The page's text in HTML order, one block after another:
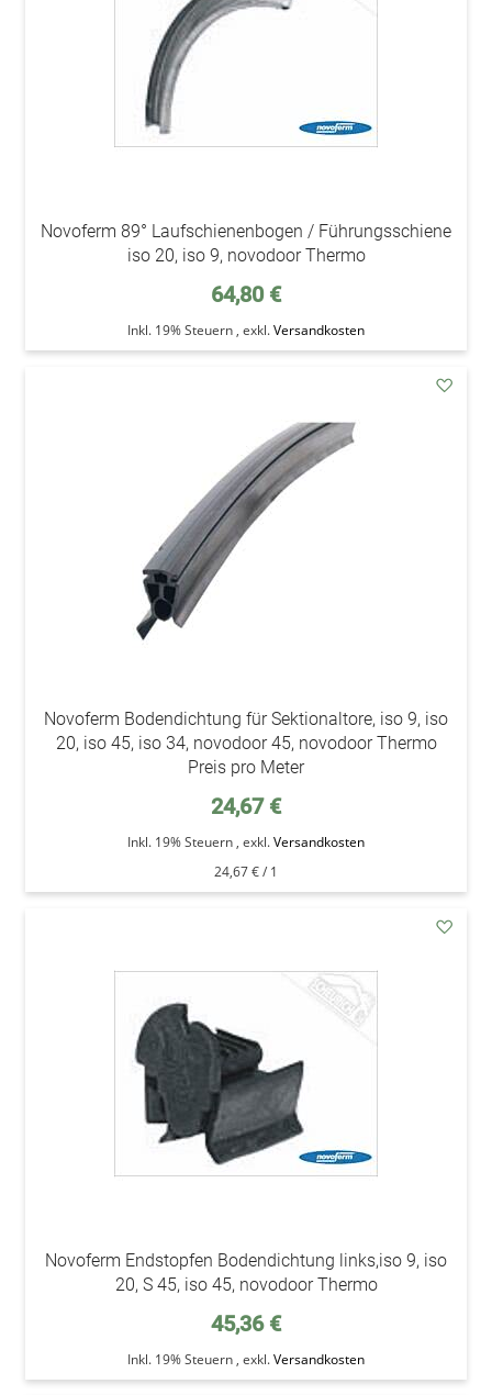
Novoferm 89° Laufschienenbogen / Führungsschiene
iso 20, iso 9, novodoor Thermo
64,80 €
Inkl. 19% Steuern , exkl.Versandkosten
Novoferm Bodendichtung für Sektionaltore, iso 9, iso
20, iso 45, iso 34, novodoor 45, novodoor Thermo
Preis pro Meter
24,67 €
Inkl. 19% Steuern , exkl.Versandkosten
24,67 €/ 1
Novoferm Endstopfen Bodendichtung links,iso 9, iso
20, S 45, iso 45, novodoor Thermo
45,36 €
Inkl. 19% Steuern , exkl.Versandkosten